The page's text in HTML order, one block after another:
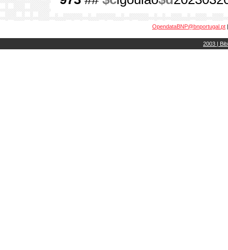
OpendataBNP@bnportugal.pt
2003 |